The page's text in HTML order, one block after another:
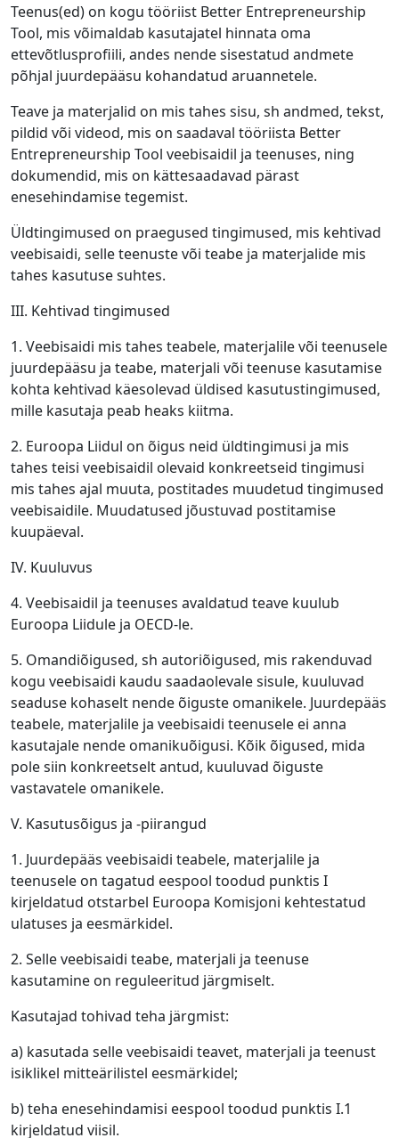
Teenus(ed) on kogu tööriist Better Entrepreneurship
Tool, mis võimaldab kasutajatel hinnata oma
ettevõtlusprofiili, andes nende sisestatud andmete
põhjal juurdepääsu kohandatud aruannetele.
Teave ja materjalid on mis tahes sisu, sh andmed, tekst,
pildid või videod, mis on saadaval tööriista Better
Entrepreneurship Tool veebisaidil ja teenuses, ning
dokumendid, mis on kättesaadavad pärast
enesehindamise tegemist.
Üldtingimused on praegused tingimused, mis kehtivad
veebisaidi, selle teenuste või teabe ja materjalide mis
tahes kasutuse suhtes.
III. Kehtivad tingimused
1. Veebisaidi mis tahes teabele, materjalile või teenusele
juurdepääsu ja teabe, materjali või teenuse kasutamise
kohta kehtivad käesolevad üldised kasutustingimused,
mille kasutaja peab heaks kiitma.
2. Euroopa Liidul on õigus neid üldtingimusi ja mis
tahes teisi veebisaidil olevaid konkreetseid tingimusi
mis tahes ajal muuta, postitades muudetud tingimused
veebisaidile. Muudatused jõustuvad postitamise
kuupäeval.
IV. Kuuluvus
4. Veebisaidil ja teenuses avaldatud teave kuulub
Euroopa Liidule ja OECD-le.
5. Omandiõigused, sh autoriõigused, mis rakenduvad
kogu veebisaidi kaudu saadaolevale sisule, kuuluvad
seaduse kohaselt nende õiguste omanikele. Juurdepääs
teabele, materjalile ja veebisaidi teenusele ei anna
kasutajale nende omanikuõigusi. Kõik õigused, mida
pole siin konkreetselt antud, kuuluvad õiguste
vastavatele omanikele.
V. Kasutusõigus ja -piirangud
1. Juurdepääs veebisaidi teabele, materjalile ja
teenusele on tagatud eespool toodud punktis I
kirjeldatud otstarbel Euroopa Komisjoni kehtestatud
ulatuses ja eesmärkidel.
2. Selle veebisaidi teabe, materjali ja teenuse
kasutamine on reguleeritud järgmiselt.
Kasutajad tohivad teha järgmist:
a) kasutada selle veebisaidi teavet, materjali ja teenust
isiklikel mitteärilistel eesmärkidel;
b) teha enesehindamisi eespool toodud punktis I.1
kirjeldatud viisil.